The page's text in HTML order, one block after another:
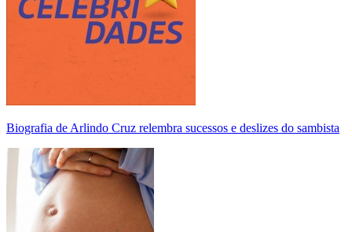
Biografia de Arlindo Cruz relembra sucessos e deslizes do sambista